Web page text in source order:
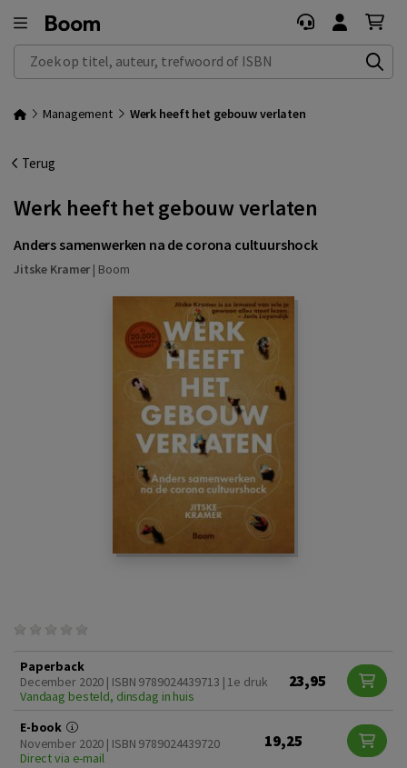
Zoek op titel, auteur, trefwoord of ISBN
Management Werk heeft het gebouw verlaten
Terug
Werk heeft het gebouw verlaten
Anders samenwerken na de corona cultuurshock
Jitske Kramer | Boom
Paperback
December 2020 | ISBN 9789024439713 | 1e druk
Vandaag besteld, dinsdag in huis
23,95
E-book
November 2020 | ISBN 9789024439720
Direct via e-mail
19,25